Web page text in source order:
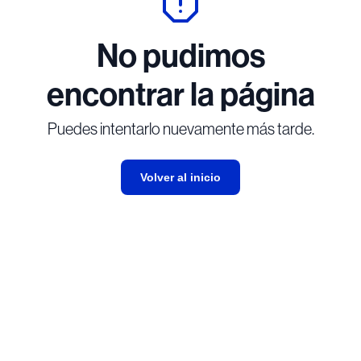
No pudimos
encontrar la página
Puedes intentarlo nuevamente más tarde.
Volver al inicio